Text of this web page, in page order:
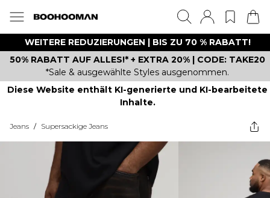
WEITERE REDUZIERUNGEN | BIS ZU 70 % RABATT!
50% RABATT AUF ALLES!* + EXTRA 20% | CODE: TAKE20
*Sale & ausgewählte Styles ausgenommen.
Diese Website enthält KI-generierte und KI-bearbeitete
Inhalte.
Jeans / Supersackige Jeans